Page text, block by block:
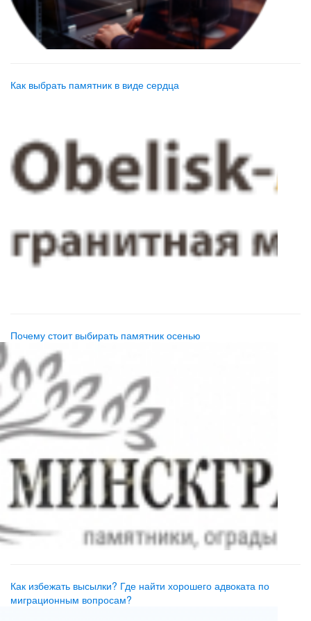
Как выбрать памятник в виде сердца
Почему стоит выбирать памятник осенью
Как избежать высылки? Где найти хорошего адвоката по
миграционным вопросам?